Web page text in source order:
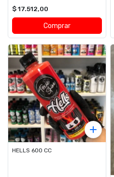
$ 17.512,00
Comprar
HELLS 600 CC